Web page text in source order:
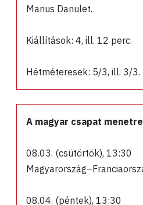
Marius Danulet.
Kiállítások: 4, ill. 12 perc.
Hétméteresek: 5/3, ill. 3/3.
A magyar csapat
08.03. (csütörtök), 13:30
08.04. (péntek), 13:30